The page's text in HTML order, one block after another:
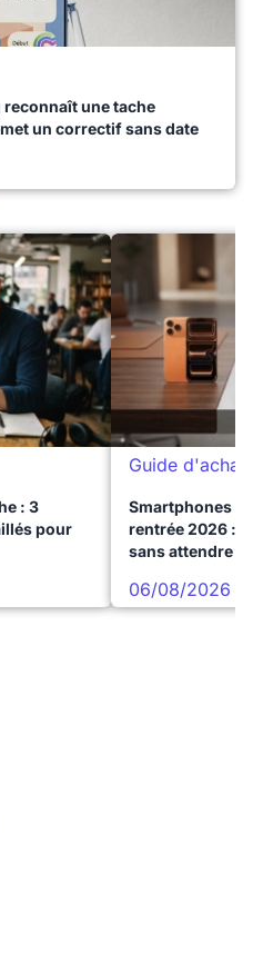
reconnaît une tache
un correctif sans date
: 3
pour
Guide d'achat
Smartphones
rentrée 2026 :
sans attendre
06/08/2026